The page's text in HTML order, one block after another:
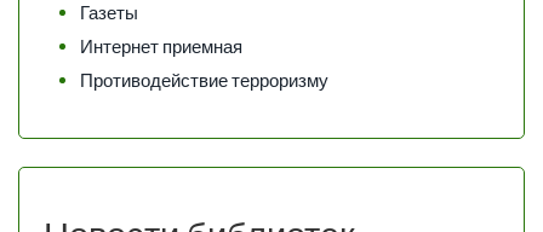
Газеты
Интернет приемная
Противодействие терроризму